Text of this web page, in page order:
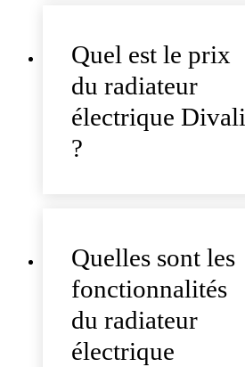
Quel est le prix
du radiateur
électrique Divali
?
Quelles sont les
fonctionnalités
du radiateur
électrique